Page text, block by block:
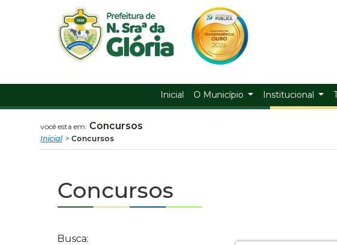
Prefeitura
Municipal
Nossa
Senhora
Glória
Inicial O Município Institucional
você esta em: Concursos
Inicial Concursos
Concursos
Busca: